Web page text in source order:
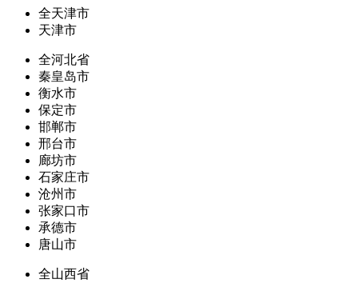
全天津市
天津市
全河北省
秦皇岛市
衡水市
保定市
邯郸市
邢台市
廊坊市
石家庄市
沧州市
张家口市
承德市
唐山市
全山西省